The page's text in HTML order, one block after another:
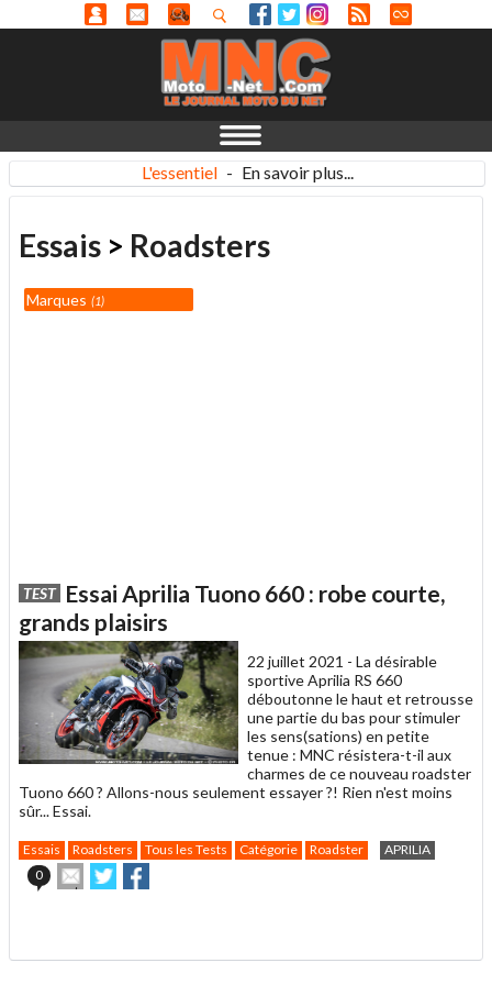
L'essentiel - En savoir plus...
Essais > Roadsters
Marques 1
TEST Essai Aprilia Tuono 660 : robe courte,
grands plaisirs
22 juillet 2021 - La désirable
sportive Aprilia RS 660
déboutonne le haut et retrousse
une partie du bas pour stimuler
les sens(sations) en petite
tenue : MNC résistera-t-il aux
charmes de ce nouveau roadster
Tuono 660 ? Allons-nous seulement essayer ?! Rien n'est moins
sûr... Essai.
Essais Roadsters Tous les Tests Catégorie Roadster
APRILIA
0
Envoyer
cet
ami
Partager
sur sur